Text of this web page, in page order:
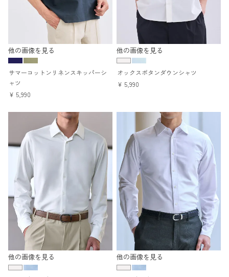
他の画像を見る
サマーコットンリネンスキッパーシ
ャツ
¥ 5,990
他の画像を見る
オックスボタンダウンシャツ
¥ 5,990
他の画像を見る 他の画像を見る